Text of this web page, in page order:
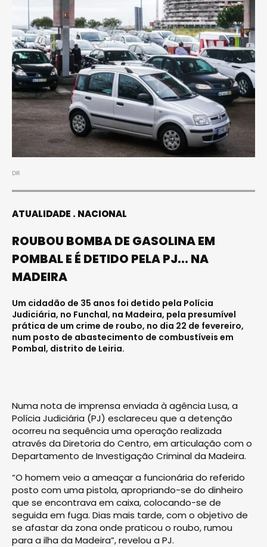
DR
ATUALIDADE NACIONAL
ROUBOU BOMBA DE GASOLINA EM
POMBAL E É DETIDO PELA PJ... NA
MADEIRA
Um cidadão de 35 anos foi detido pela Polícia
Judiciária, no Funchal, na Madeira, pela presumível
prática de um crime de roubo, no dia 22 de fevereiro,
num posto de abastecimento de combustíveis em
Pombal, distrito de Leiria.
Numa nota de imprensa enviada à agência Lusa, a
Polícia Judiciária (PJ) esclareceu que a detenção
ocorreu na sequência uma operação realizada
através da Diretoria do Centro, em articulação com o
Departamento de Investigação Criminal da Madeira.
“O homem veio a ameaçar a funcionária do referido
posto com uma pistola, apropriando-se do dinheiro
que se encontrava em caixa, colocando-se de
seguida em fuga. Dias mais tarde, com o objetivo de
se afastar da zona onde praticou o roubo, rumou
para a ilha da Madeira”, revelou a PJ.